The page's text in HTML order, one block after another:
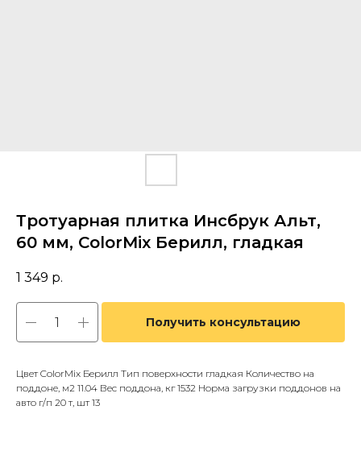
Тротуарная плитка Инсбрук Альт,
60 мм, ColorMix Берилл, гладкая
1 349 р.
Получить консультацию
Цвет ColorMix Берилл Тип поверхности гладкая Количество на
поддоне, м2 11.04 Вес поддона, кг 1532 Норма загрузки поддонов на
авто г/п 20 т, шт 13